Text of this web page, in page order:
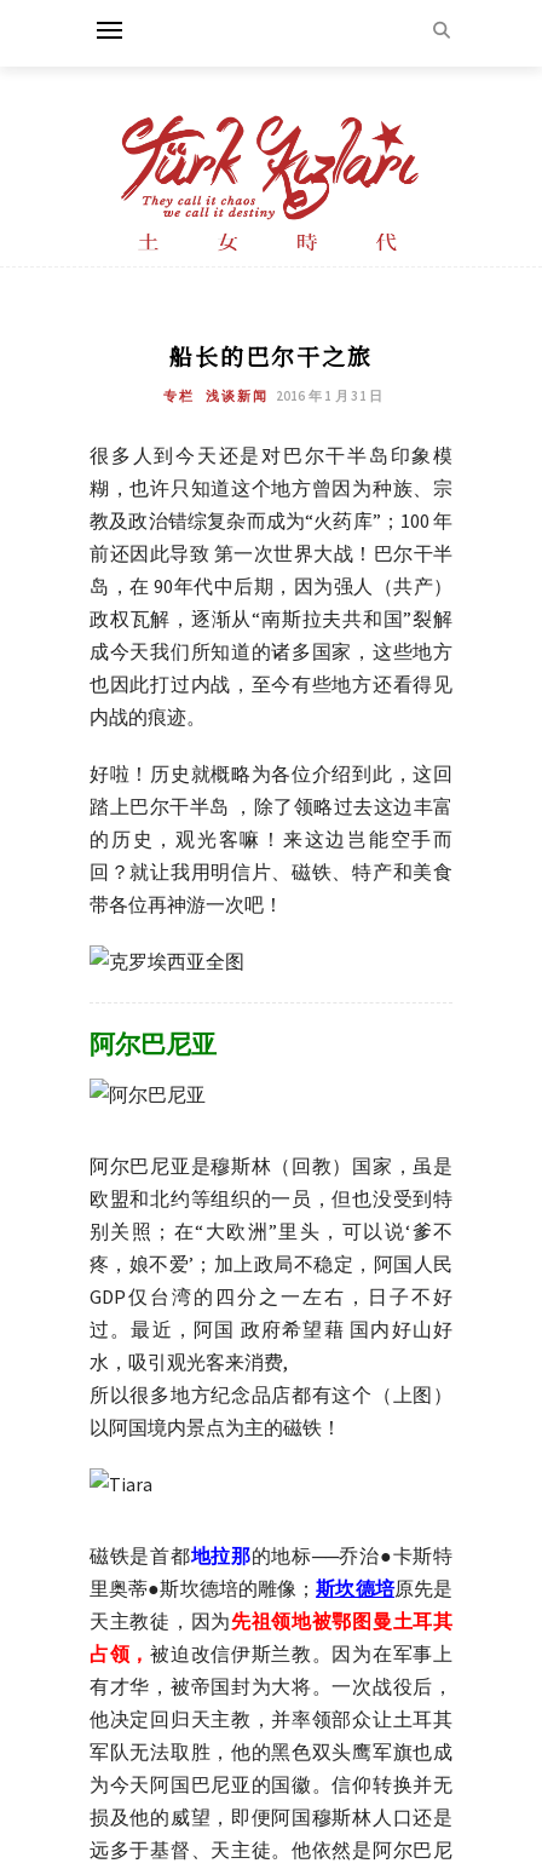
船长的巴尔干之旅
专栏 浅谈新闻 2016 年 1 月 31 日
很多人到今天还是对巴尔干半岛印象模
糊，也许只知道这个地方曾因为种族、宗
教及政治错综复杂而成为“火药库”；100 年
前还因此导致 第一次世界大战！巴尔干半
岛，在 90年代中后期，因为强人（共产）
政权瓦解，逐渐从“南斯拉夫共和国”裂解
成今天我们所知道的诸多国家，这些地方
也因此打过内战，至今有些地方还看得见
内战的痕迹。
好啦！历史就概略为各位介绍到此，这回
踏上巴尔干半岛 ，除了领略过去这边丰富
的历史，观光客嘛！来这边岂能空手而
回？就让我用明信片、磁铁、特产和美食
带各位再神游一次吧！
阿尔巴尼亚
阿尔巴尼亚是穆斯林（回教）国家，虽是
欧盟和北约等组织的一员，但也没受到特
别关照；在“大欧洲”里头，可以说‘爹不
疼，娘不爱’；加上政局不稳定，阿国人民
GDP仅台湾的四分之一左右，日子不好
过。最近，阿国 政府希望藉 国内好山好
水，吸引观光客来消费,
所以很多地方纪念品店都有这个（上图）
以阿国境内景点为主的磁铁！
磁铁是首都地拉那的地标──乔治●卡斯特
里奥蒂●斯坎德培的雕像；斯坎德培原先是
天主教徒，因为先祖领地被鄂图曼土耳其
占领，被迫改信伊斯兰教。因为在军事上
有才华，被帝国封为大将。一次战役后，
他决定回归天主教，并率领部众让土耳其
军队无法取胜，他的黑色双头鹰军旗也成
为今天阿国巴尼亚的国徽。信仰转换并无
损及他的威望，即便阿国穆斯林人口还是
远多于基督、天主徒。他依然是阿尔巴尼